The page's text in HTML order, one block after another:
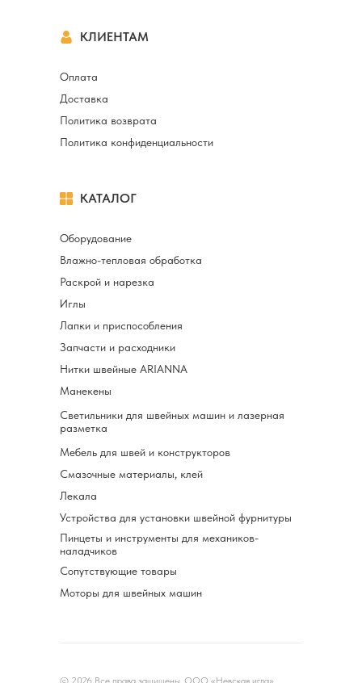
КАТАЛОГ
КЛИЕНТАМ
Оборудование
Лапки и приспособления
Светильники для швейных машин и лазерная
разметка
Раскрой и нарезка
Нитки швейные ARIANNA
Смазочные материалы, клей
Влажно-тепловая обработка
Запчасти и расходники
Мебель для швей и конструкторов
Иглы
Манекены
Лекала
Устройства для установки швейной фурнитуры
Пинцеты и инструменты для механиков-
наладчиков
Сопутствующие товары
Моторы для швейных машин
Оплата
Политика возврата
Доставка
Политика конфиденциальности
© 2026 Все права защищены. ООО «Невская игла»